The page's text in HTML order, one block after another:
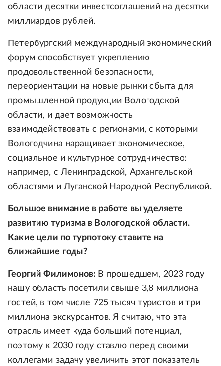
области десятки инвестсоглашений на десятки
миллиардов рублей.
Петербургский международный экономический
форум способствует укреплению
продовольственной безопасности,
переориентации на новые рынки сбыта для
промышленной продукции Вологодской
области, и дает возможность
взаимодействовать с регионами, с которыми
Вологодчина наращивает экономическое,
социальное и культурное сотрудничество:
например, с Ленинградской, Архангельской
областями и Луганской Народной Республикой.
Большое внимание в работе вы уделяете
развитию туризма в Вологодской области.
Какие цели по турпотоку ставите на
ближайшие годы?
Георгий Филимонов: В прошедшем, 2023 году
нашу область посетили свыше 3,8 миллиона
гостей, в том числе 725 тысяч туристов и три
миллиона экскурсантов. Я считаю, что эта
отрасль имеет куда больший потенциал,
поэтому к 2030 году ставлю перед своими
коллегами задачу увеличить этот показатель